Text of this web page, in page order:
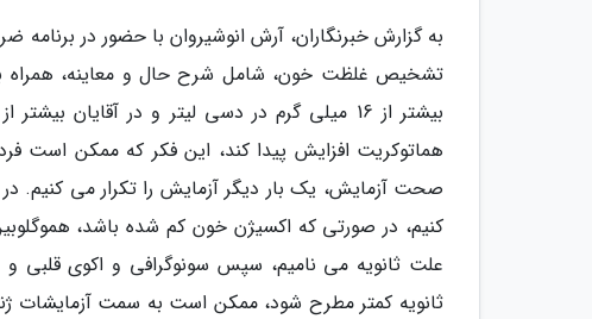
به گزارش خبرنگاران، آرش انوشیروان با حضور در
تشخیص غلظت خون، شامل شرح حال و معاینه، همراه با
هماتوکریت افزایش پیدا کند، این فکر که ممکن است
صحت آزمایش، یک بار دیگر آزمایش را تکرار می کنیم.
کنیم، در صورتی که اکسیژن خون کم شده باشد،
علت ثانویه می نامیم، سپس سونوگرافی و اکوی
ثانویه کمتر مطرح شود، ممکن است به سمت آزمایشات